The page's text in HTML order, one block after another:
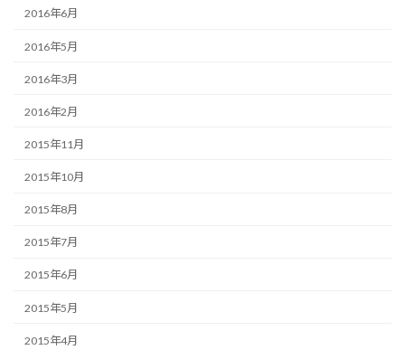
2016年6月
2016年5月
2016年3月
2016年2月
2015年11月
2015年10月
2015年8月
2015年7月
2015年6月
2015年5月
2015年4月